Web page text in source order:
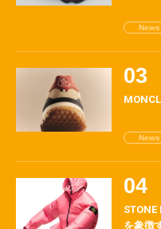
News
News
を象徴